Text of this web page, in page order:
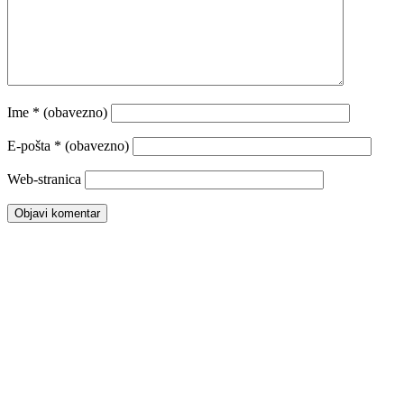
Ime * (obavezno)
E-pošta * (obavezno)
Web-stranica